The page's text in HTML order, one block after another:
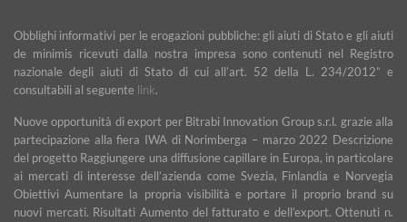
Obblighi informativi per le erogazioni pubbliche: gli aiuti di Stato e gli aiuti
de minimis ricevuti dalla nostra impresa sono contenuti nel Registro
nazionale degli aiuti di Stato di cui all’art. 52 della L. 234/2012” e
consultabili al seguente link.
Nuove opportunità di export per Bitrabi Innovation Group s.r.l. grazie alla
partecipazione alla fiera IWA di Norimberga – marzo 2022 Descrizione
del progetto Raggiungere una diffusione capillare in Europa, in particolare
ai mercati di interesse dell’azienda come Svezia, Finlandia e Norvegia
Obiettivi Aumentare la propria visibilità e portare il proprio brand su
nuovi mercati. Risultati Aumento del fatturato e dell’export. Ottenuti n.